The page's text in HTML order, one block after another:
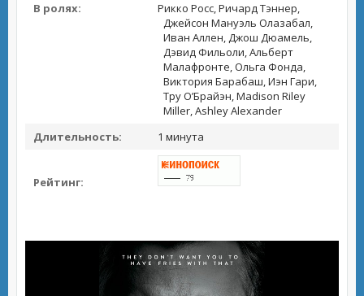
В ролях:
Рикко Росс, Ричард Тэннер,
Джейсон Мануэль Олазабал,
Иван Аллен, Джош Дюамель,
Дэвид Фильоли, Альберт
Малафронте, Ольга Фонда,
Виктория Барабаш, Иэн Гари,
Тру О’Брайэн, Madison Riley
Miller, Ashley Alexander
Длительность:
1 минута
Рейтинг: